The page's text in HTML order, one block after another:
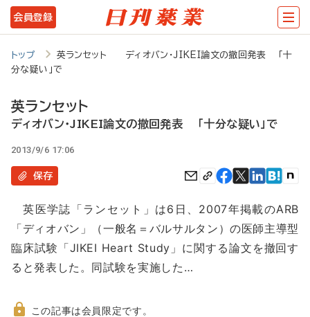
メ
イ
ン
テ
ツ
に
会員登録
トップ
英ランセット ディオバン・JIKEI論文の撤回発表 「十
分な疑い」で
英ランセット
ディオバン・JIKEI論文の撤回発表 「十分な疑い」で
2013/9/6 17:06
保存
英医学誌「ランセット」は6日、2007年掲載のARB
「ディオバン」（一般名＝バルサルタン）の医師主導型
臨床試験「JIKEI Heart Study」に関する論文を撤回す
ると発表した。同試験を実施した…
この記事は会員限定です。